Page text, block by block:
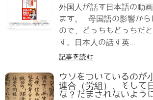
外国人が話す日本語の動
ます。 母国語の影響から
ので、どっちもどっちだ
す。日本人の話す英...
記事を読む
ウソをついているのが
連合（労組）、そして
な？だまされないよう